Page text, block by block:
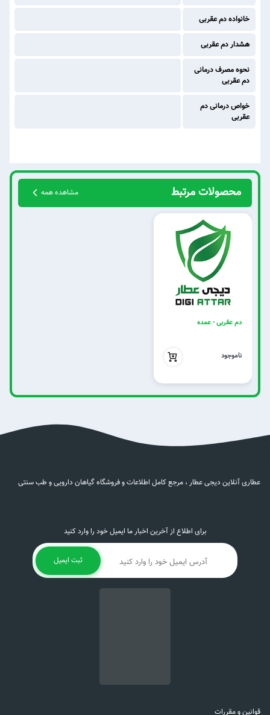
خانواده دم عقربی
هشدار دم عقربی
نحوه مصرف درمانی
دم عقربی
خواص درمانی دم
عقربی
محصولات مرتبط مشاهده همه
دم عقربی - عمده
ناموجود
قوانین و مقررات
برای اطلاع از آخرین اخبار ما ایمیل خود را وارد کنید
ثبت ایمیل
عطاری آنلاین دیجی عطار ، مرجع کامل اطلاعات و فروشگاه گیاهان دارویی و طب سنتی